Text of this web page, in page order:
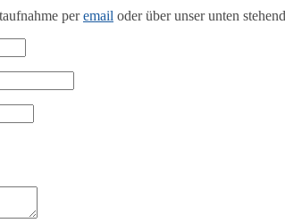
peremail oder über unser unten